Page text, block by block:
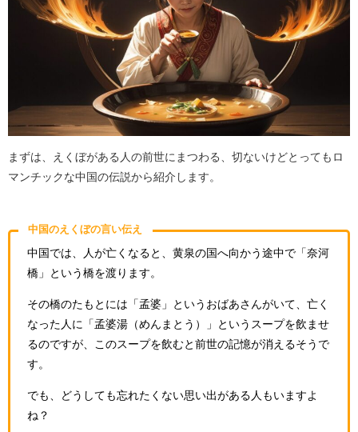
まずは、えくぼがある人の前世にまつわる、切ないけどとってもロ
マンチックな中国の伝説から紹介します。
中国のえくぼの言い伝え
中国では、人が亡くなると、黄泉の国へ向かう途中で「奈河
橋」という橋を渡ります。
その橋のたもとには「孟婆」というおばあさんがいて、亡く
なった人に「孟婆湯（めんまとう）」というスープを飲ませ
るのですが、このスープを飲むと前世の記憶が消えるそうで
す。
でも、どうしても忘れたくない思い出がある人もいますよ
ね？